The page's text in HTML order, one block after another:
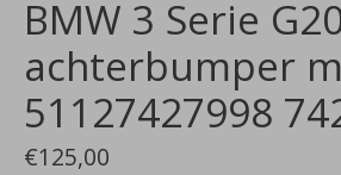
BMW 3 Serie
achterbumper
51127427998
€125,00